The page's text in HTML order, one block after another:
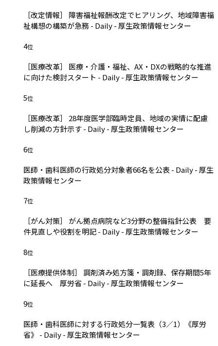
［改定情報］ 障害福祉報酬改定でヒアリング、地域障害福
祉構想の構築が急務 - Daily - 厚生政策情報センター
4位
［医療改革］ 医療・介護・福祉、AX・DXの戦略的な推進
に向けた検討スタート - Daily - 厚生政策情報センター
5位
［医療改革］ 28年度医学部臨時定員、地域の実情に配慮
し削減の方針示す - Daily - 厚生政策情報センター
6位
医師・歯科医師の行政処分対象者66名を公表 - Daily - 厚生
政策情報センター
7位
［がん対策］ がん拠点病院など3分野の整備指針公表 要
件見直しや役割を明記 - Daily - 厚生政策情報センター
8位
［医療提供体制］ 調剤済み処方箋・調剤録、保存期間5年
に延長へ 厚労省 - Daily - 厚生政策情報センター
9位
医師・歯科医師に対する行政処分一覧表（3／1）《厚労
省》 - Daily - 厚生政策情報センター